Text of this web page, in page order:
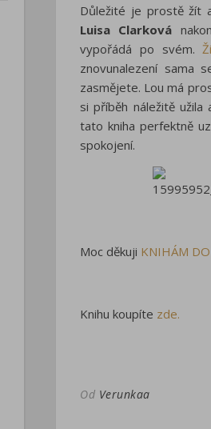
Důležité je prostě žít
Luisa Clarková
vypořádá po svém.
znovunalezení sama
zasmějete. Lou má
si příběh náležitě
tato kniha perfektně
spokojení.
Moc děkuji KNIHÁM
Knihu koupíte zde.
Od Verunkaa